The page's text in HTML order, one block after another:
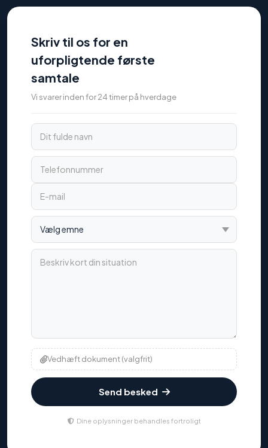
Skriv til os for en
uforpligtende første
samtale
Vi svarer inden for 24 timer på hverdage
Dit fulde navn
Telefonnummer
E-mail
Vælg emne
Beskriv kort din situation
Vedhæft dokument (valgfrit)
Send besked
Dine oplysninger behandles fortroligt